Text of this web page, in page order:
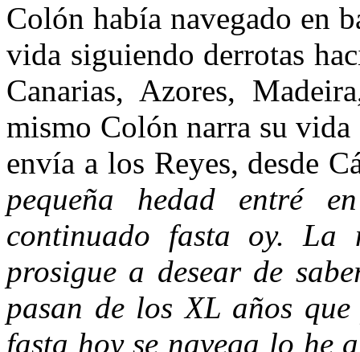
Colón había navegado en
vida siguiendo derrotas
Canarias, Azores,
mismo Colón narra su vida
envía a los Reyes, desde
pequeña hedad entré
continuado fasta oy.
prosigue a desear de
pasan de los XL años
fasta hoy se navega lo he